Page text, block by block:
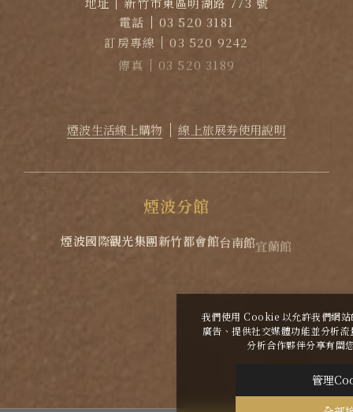
電話
03 520 3181
訂房專線
03 520 9242
傳真
03 520 3189
煙波生活線上購物
線上旅展券使用說明
煙波分館
煙波國際觀光集團新竹都會館台南館宜蘭館
Copyright All
我們使用 Cookie 以允許我們網
廣告、提供社交媒體功能並分析
分析合作夥伴分享有關
管理